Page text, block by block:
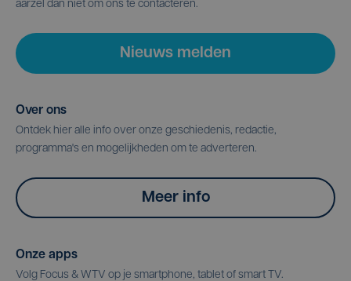
aarzel dan niet om ons te contacteren.
Nieuws melden
Over ons
Ontdek hier alle info over onze geschiedenis, redactie,
programma's en mogelijkheden om te adverteren.
Meer info
Onze apps
Volg Focus & WTV op je smartphone, tablet of smart TV.